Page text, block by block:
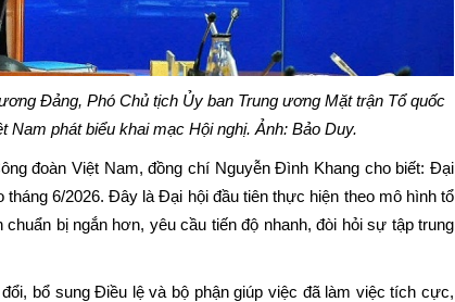
Đảng, Phó Chủ tịch Ủy ban Trung ương Mặt trận Tổ quốc
phát biểu khai mạc Hội nghị. Ảnh: Bảo Duy.
đoàn Việt Nam, đồng chí Nguyễn Đình Khang cho biết: Đại
6/2026. Đây là Đại hội đầu tiên thực hiện theo mô hình tổ
bị ngắn hơn, yêu cầu tiến độ nhanh, đòi hỏi sự tập trung
bổ sung Điều lệ và bộ phận giúp việc đã làm việc tích cực,